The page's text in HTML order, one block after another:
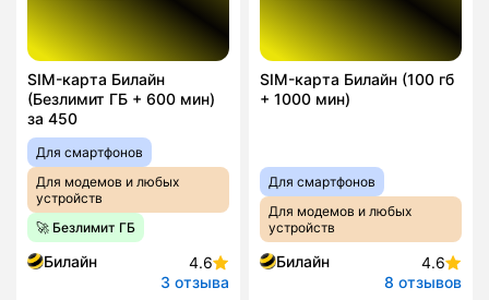
SIM-карта Билайн
(Безлимит ГБ + 600 мин)
за 450
Для смартфонов
Для модемов и любых
устройств
🚀 Безлимит ГБ
Билайн
4.6
3 отзыва
SIM-карта Билайн (100 гб
+ 1000 мин)
Для смартфонов
Для модемов и любых
устройств
Билайн
4.6
8 отзывов